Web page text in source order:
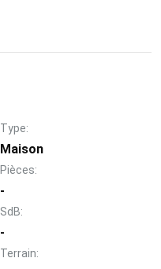
Type:
Maison
Pièces:
-
SdB:
-
Terrain: